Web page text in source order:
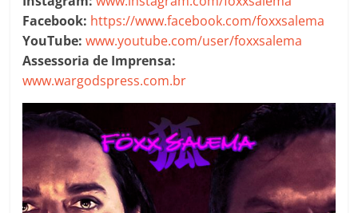
Facebook: https://www.facebook.com/foxxsalema
YouTube:www.youtube.com/user/foxxsalema
Assessoria de Imprensa:
www.wargodspress.com.br